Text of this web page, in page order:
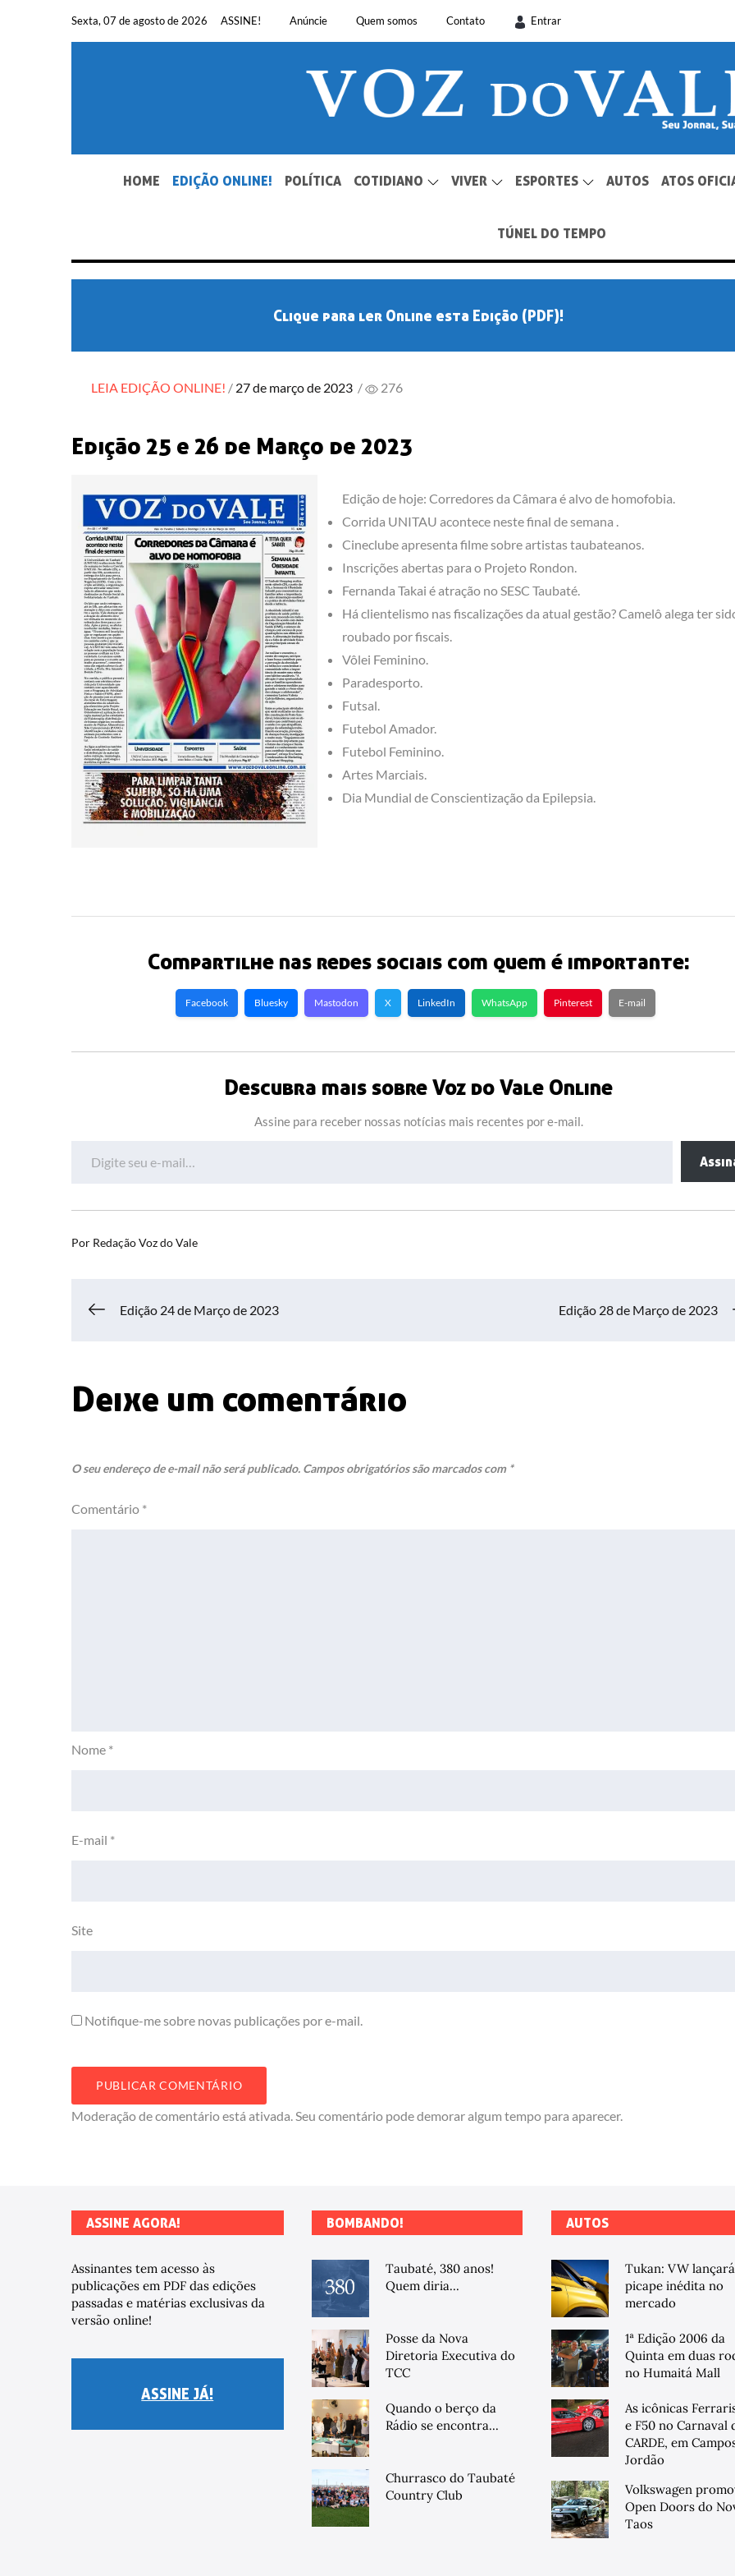
Sexta, 07 de agosto de 2026 ASSINE! Anúncie Quem somos Contato Entrar
SEU JORNAL, SUA VOZ. DESDE 1948.
HOME EDIÇÃO ONLINE! POLÍTICA COTIDIANO VIVER ESPORTES AUTOS ATOS
TÚNEL DO TEMPO
Clique para ler Online esta Edição (PDF)!
LEIA EDIÇÃO ONLINE! Posted
27 de março de 2023 / 276
Edição 25 e 26 de Março de 2023
Edição de hoje: Corredores da Câmara é alvo de homofobia.
Corrida UNITAU acontece neste final de semana .
Cineclube apresenta filme sobre artistas taubateanos.
Inscrições abertas para o Projeto Rondon.
Fernanda Takai é atração no SESC Taubaté.
Há clientelismo nas fiscalizações da atual gestão? Camelô alega ter
roubado por fiscais.
Vôlei Feminino.
Paradesporto.
Futsal.
Futebol Amador.
Futebol Feminino.
Artes Marciais.
Dia Mundial de Conscientização da Epilepsia.
Compartilhe nas redes sociais com quem é importante:
Facebook Bluesky Mastodon X LinkedIn WhatsApp Pinterest E-mail
Descubra mais sobre Voz do Vale Online
Assine para receber nossas notícias mais recentes por e-mail.
Por Redação Voz do Vale
Navegação
Post
Edição 24 de Março de 2023 Edição 28 de Março de 2023
Deixe um comentário
O seu endereço de e-mail não será publicado. Campos obrigatórios são marcados com *
Comentário *
Nome *
E-mail *
Site
Notifique-me sobre novas publicações por e-mail.
Moderação de comentário está ativada. Seu comentário pode demorar algum tempo para aparecer.
ASSINE AGORA!
Assinantes tem acesso às
publicações em PDF das edições
passadas e matérias exclusivas da
versão online!
ASSINE JÁ!
BOMBANDO!
Taubaté, 380 anos!
Quem diria...
Posse da Nova
Diretoria Executiva do
TCC
Quando o berço da
Rádio se encontra...
Churrasco do Taubaté
Country Club
AUTOS
Tukan: VW lançará
picape inédita no
mercado
1ª Edição 2006 da
Quinta em duas
no Humaitá Mall
As icônicas
e F50 no Carnaval
CARDE, em
Jordão
Volkswagen
Open Doors do
Taos